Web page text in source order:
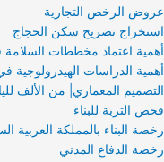
عروض الرخص التجارية
استخراج تصريح سكن الحجاج
أهمية اعتماد مخططات
أهمية الدراسات الهيدرولوجية
التصميم المعماري| من الألف
فحص التربة للبناء
رخصة البناء بالمملكة العربية
رخصة الدفاع المدني